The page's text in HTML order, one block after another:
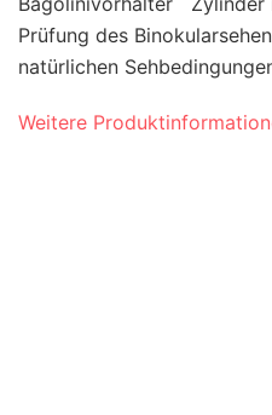
Prüfung des
natürlichen
Weitere